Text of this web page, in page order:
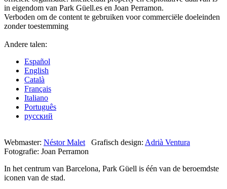
in eigendom van Park Güell.es en Joan Perramon.
Verboden om de content te gebruiken voor commerciële doeleinden
zonder toestemming
Andere talen:
Español
English
Català
Français
Italiano
Português
русский
Webmaster: Néstor Malet Grafisch design: Adrià Ventura
Fotografie: Joan Perramon
In het centrum van Barcelona, Park Güell is één van de beroemdste
iconen van de stad.